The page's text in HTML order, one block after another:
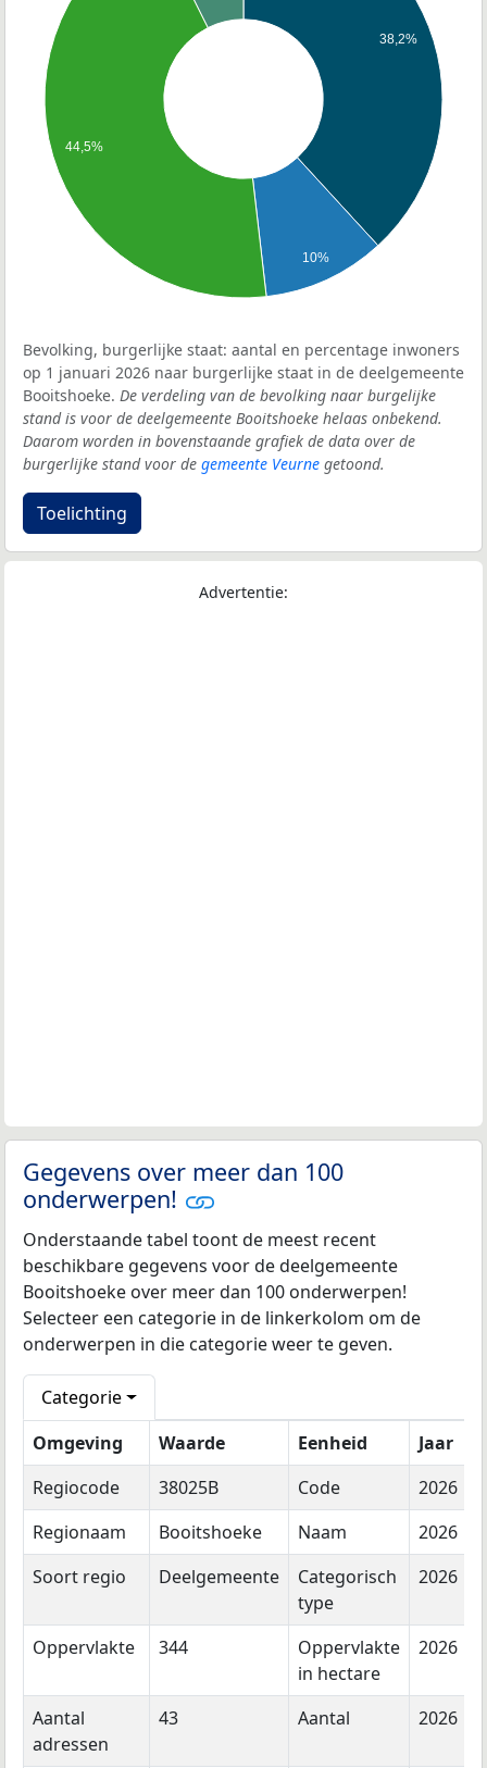
38,2%
10%
44,5%
Bevolking, burgerlijke staat: aantal en percentage inwoners
op 1 januari 2026 naar burgerlijke staat in de deelgemeente
Booitshoeke. De verdeling van de bevolking naar burgelijke
stand is voor de deelgemeente Booitshoeke helaas onbekend.
Daarom worden in bovenstaande grafiek de data over de
burgerlijke stand voor de gemeente Veurne getoond.
Toelichting
Advertentie:
Gegevens over meer dan 100
onderwerpen!
Onderstaande tabel toont de meest recent
beschikbare gegevens voor de deelgemeente
Booitshoeke over meer dan 100 onderwerpen!
Selecteer een categorie in de linkerkolom om de
onderwerpen in die categorie weer te geven.
Categorie
Omgeving
Waarde Eenheid
Jaar
Regiocode
38025B Code
2026
Regionaam
Booitshoeke Naam
2026
Soort regio
Deelgemeente
Categorisch
type
2026
Oppervlakte 344
Oppervlakte
in hectare
2026
Aantal
adressen
43 Aantal 2026